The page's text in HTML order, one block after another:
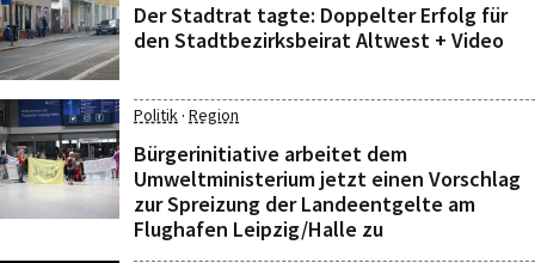
Der Stadtrat tagte: Doppelter Erfolg für
den Stadtbezirksbeirat Altwest + Video
Politik· Region
Bürgerinitiative arbeitet dem
Umweltministerium jetzt einen Vorschlag
zur Spreizung der Landeentgelte am
Flughafen Leipzig/Halle zu